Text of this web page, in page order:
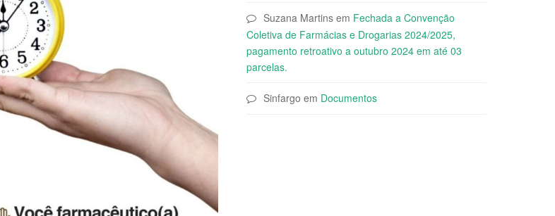
Suzana Martins em Fechada a Convenção
Coletiva de Farmácias e Drogarias 2024/2025,
pagamento retroativo a outubro 2024 em até 03
parcelas.
Sinfargo em Documentos